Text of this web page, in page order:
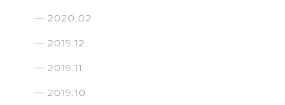
2020.02
2019.12
2019.11
2019.10